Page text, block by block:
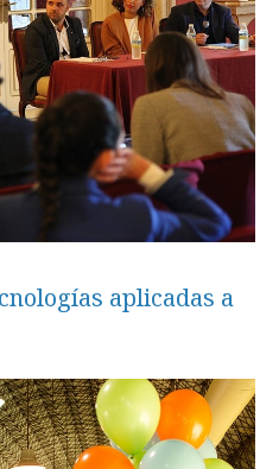
aplicadas a